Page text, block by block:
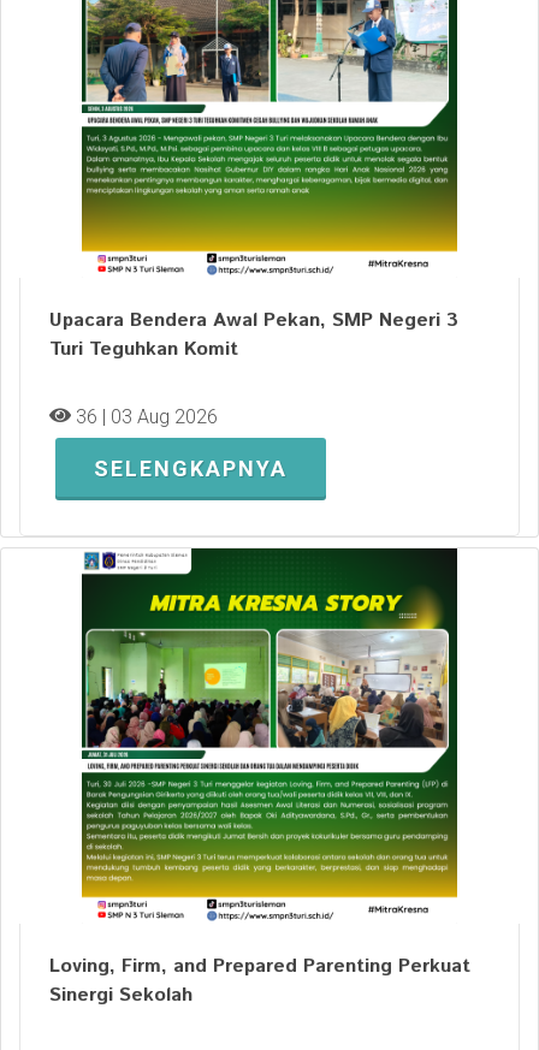
Upacara Bendera Awal Pekan, SMP Negeri 3
Turi Teguhkan Komit
36 | 03 Aug 2026
SELENGKAPNYA
Loving, Firm, and Prepared Parenting Perkuat
Sinergi Sekolah